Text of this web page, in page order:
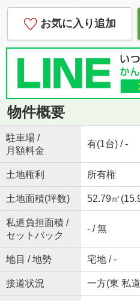
お気に入り追加
物件概要
駐車場 /
月額料金
有(1台) / -
土地権利 所有権
土地面積(坪数) 52.79㎡
私道負担面積 /
セットバック
- / 無
地目 / 地勢 宅地 / -
接道状況 一方(東 私